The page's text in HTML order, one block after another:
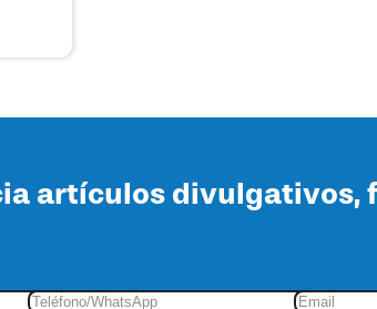
artículos divulgativos,